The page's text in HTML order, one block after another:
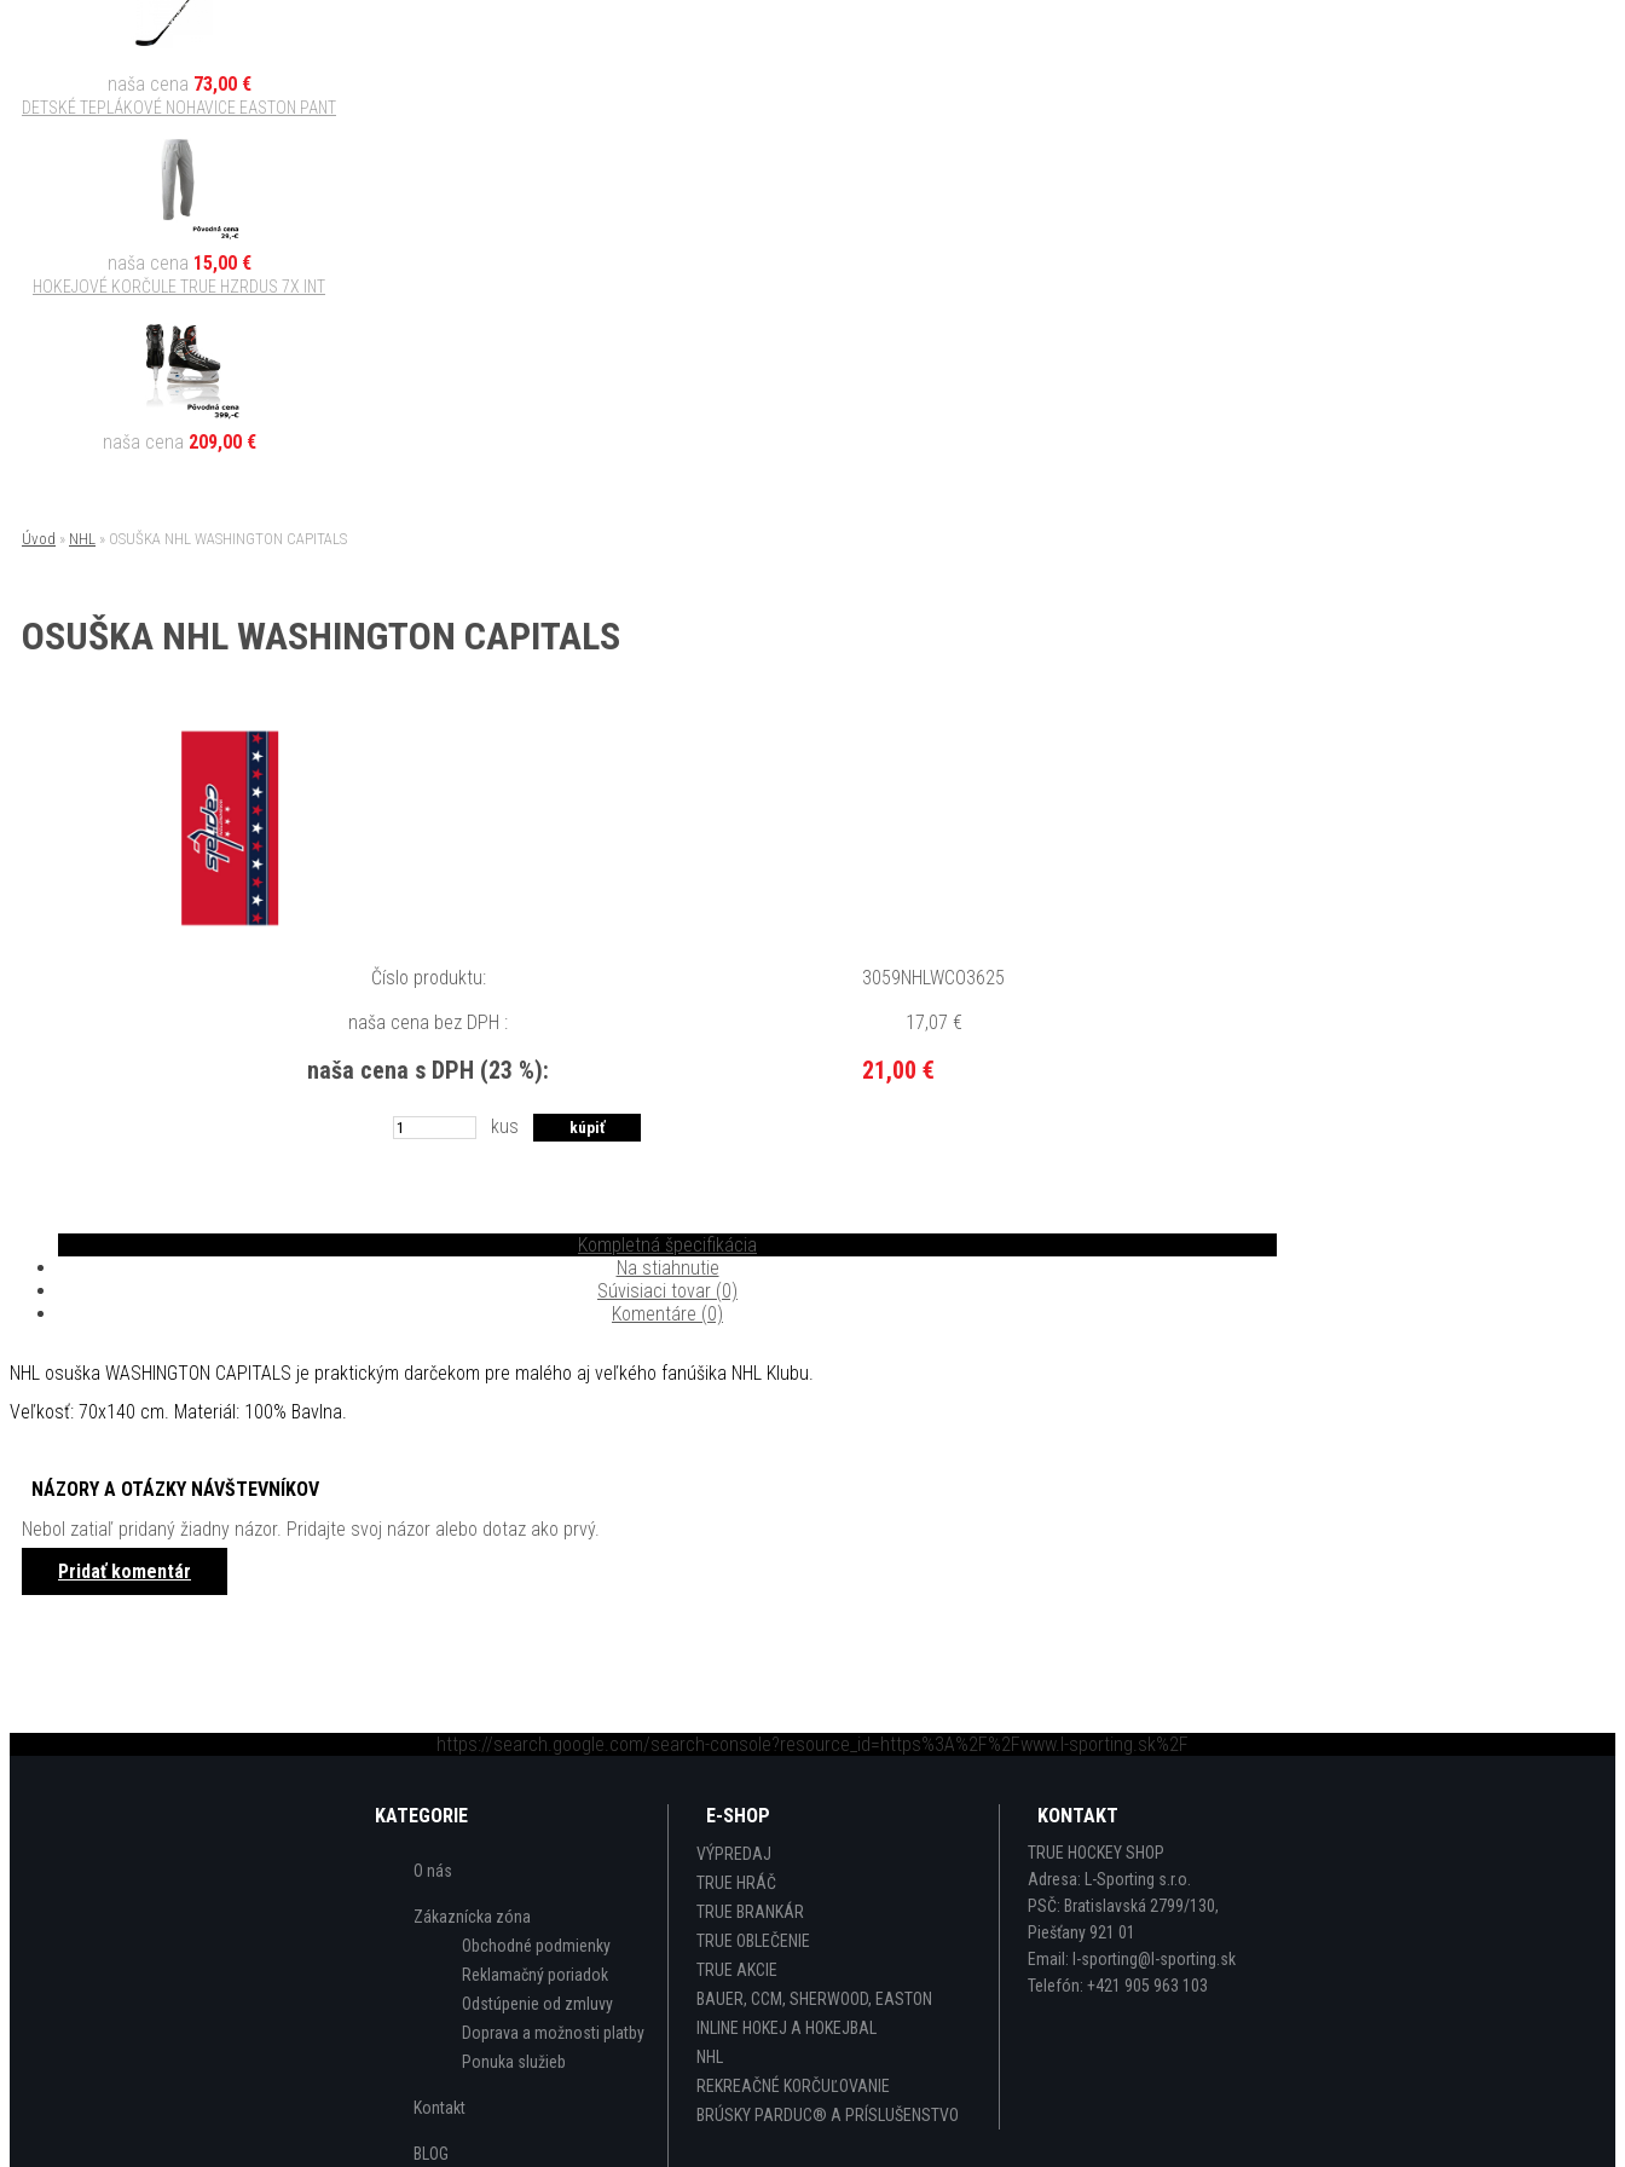
left_menu
Ukladá informáciu o spôsobe zobrazenia ľavého menu.
Uložiť nastavenia
naša cena 73,00 €
DETSKÉ TEPLÁKOVÉ NOHAVICE EASTON PANT
naša cena 15,00 €
HOKEJOVÉ KORČULE TRUE HZRDUS 7X INT
naša cena 209,00 €
Úvod » NHL » OSUŠKA NHL WASHINGTON CAPITALS
OSUŠKA NHL WASHINGTON CAPITALS
Číslo produktu:
3059NHLWCO3625
naša cena bez DPH :
17,07 €
naša cena s DPH (23 %): 21,00 €
kus
Kompletná špecifikácia
Na stiahnutie
Súvisiaci tovar (0)
Komentáre (0)
NHL osuška WASHINGTON CAPITALS je praktickým darčekom pre malého aj veľkého fanúšika NHL Klubu.
Veľkosť: 70x140 cm. Materiál: 100% Bavlna.
NÁZORY A OTÁZKY NÁVŠTEVNÍKOV
Nebol zatiaľ pridaný žiadny názor. Pridajte svoj názor alebo dotaz ako prvý.
Pridať komentár
https://search.google.com/search-console?resource_id=https%3A%2F%2Fwww.l-sporting.sk%2F
KATEGORIE
O nás
Zákaznícka zóna
Obchodné podmienky
Reklamačný poriadok
Odstúpenie od zmluvy
Doprava a možnosti platby
Ponuka služieb
Kontakt
BLOG
E-SHOP
VÝPREDAJ
TRUE HRÁČ
TRUE BRANKÁR
TRUE OBLEČENIE
TRUE AKCIE
BAUER, CCM, SHERWOOD, EASTON
INLINE HOKEJ A HOKEJBAL
NHL
REKREAČNÉ KORČUĽOVANIE
BRÚSKY PARDUC® A PRÍSLUŠENSTVO
KONTAKT
TRUE HOCKEY SHOP
Adresa: L-Sporting s.r.o.
PSČ: Bratislavská 2799/130,
Piešťany 921 01
Email: l-sporting@l-sporting.sk
Telefón: +421 905 963 103